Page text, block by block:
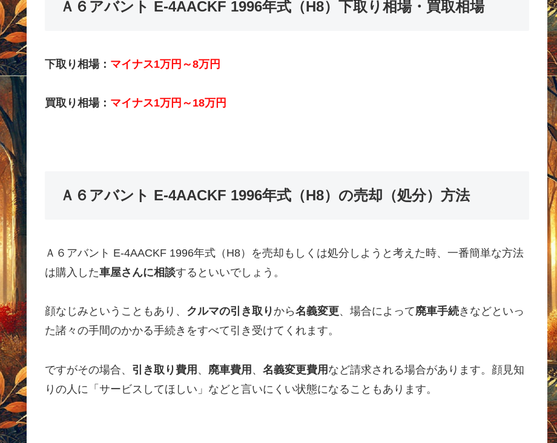
Ａ６アバント E-4AACKF 1996年式（H8）下取り相場・買取相場
下取り相場： マイナス1万円～8万円
買取り相場： マイナス1万円～18万円
Ａ６アバント E-4AACKF 1996年式（H8）の売却（処分）方法
Ａ６アバント E-4AACKF 1996年式（H8）を売却もしくは処分しようと考えた時、一番簡単な方法
は購入した車屋さんに相談するといいでしょう。
顔なじみということもあり、 クルマの引き取り から名義変更、場合によって廃車手続きなどといっ
た諸々の手間のかかる手続きをすべて引き受けてくれます。
ですがその場合、 引き取り費用 、 廃車費用 、 名義変更費用 など請求される場合があります。顔見知
りの人に「サービスしてほしい」などと言いにくい状態になることもあります。